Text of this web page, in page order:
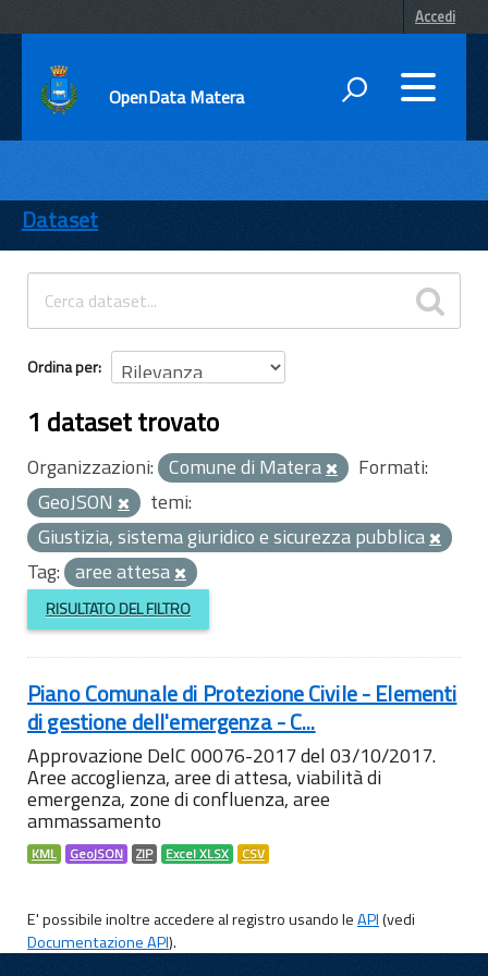
Accedi
OpenData Matera
ENTI
TEMI
INFORMAZIONI
Dataset
Ordina per
1 dataset trovato
Organizzazioni: Comune di Matera
Formati:
GeoJSON
temi:
Giustizia, sistema giuridico e sicurezza pubblica
Tag: aree attesa
RISULTATO DEL FILTRO
Piano Comunale di Protezione Civile - Elementi
di gestione dell'emergenza - C...
Approvazione DelC 00076-2017 del 03/10/2017.
Aree accoglienza, aree di attesa, viabilità di
emergenza, zone di confluenza, aree
ammassamento
KML GeoJSON ZIP Excel XLSX CSV
E' possibile inoltre accedere al registro usando leAPI(vedi
Documentazione API).